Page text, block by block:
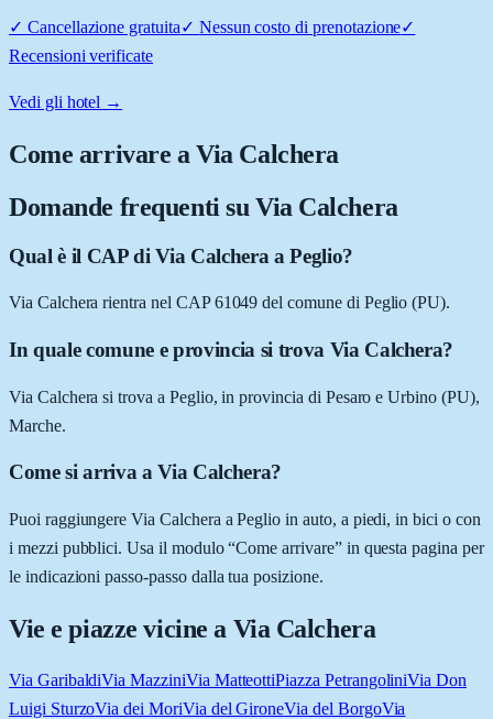
✓ Cancellazione gratuita✓ Nessun costo di prenotazione✓
Recensioni verificate
Vedi gli hotel →
Come arrivare aVia Calchera
Domande frequenti su Via Calchera
Qual è il CAP di Via Calchera a Peglio?
Via Calchera rientra nel CAP 61049 del comune di Peglio (PU).
In quale comune e provincia si trova Via Calchera?
Via Calchera si trova a Peglio, in provincia di Pesaro e Urbino (PU),
Marche.
Come si arriva a Via Calchera?
Puoi raggiungere Via Calchera a Peglio in auto, a piedi, in bici o con
i mezzi pubblici. Usa il modulo “Come arrivare” in questa pagina per
le indicazioni passo-passo dalla tua posizione.
Vie e piazze vicine a Via Calchera
Via GaribaldiVia MazziniVia MatteottiPiazza PetrangoliniVia Don
Luigi SturzoVia dei MoriVia del GironeVia del BorgoVia